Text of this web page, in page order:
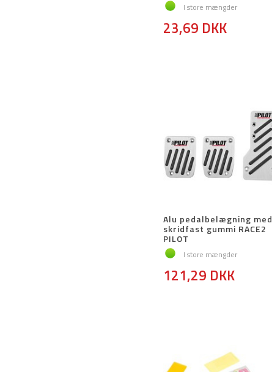
I store mængder
23,69 DKK
Alu pedalbelægning med
skridfast gummi RACE2
PILOT
I store mængder
121,29 DKK